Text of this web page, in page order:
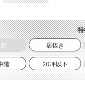
居抜き
階 20坪以下